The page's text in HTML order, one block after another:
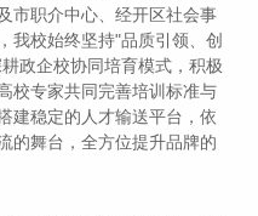
市职介中心、经开区社会事
我校始终坚持"品质引领、创
政企校协同培育模式，积极
校专家共同完善培训标准与
建稳定的人才输送平台，依
的舞台，全方位提升品牌的